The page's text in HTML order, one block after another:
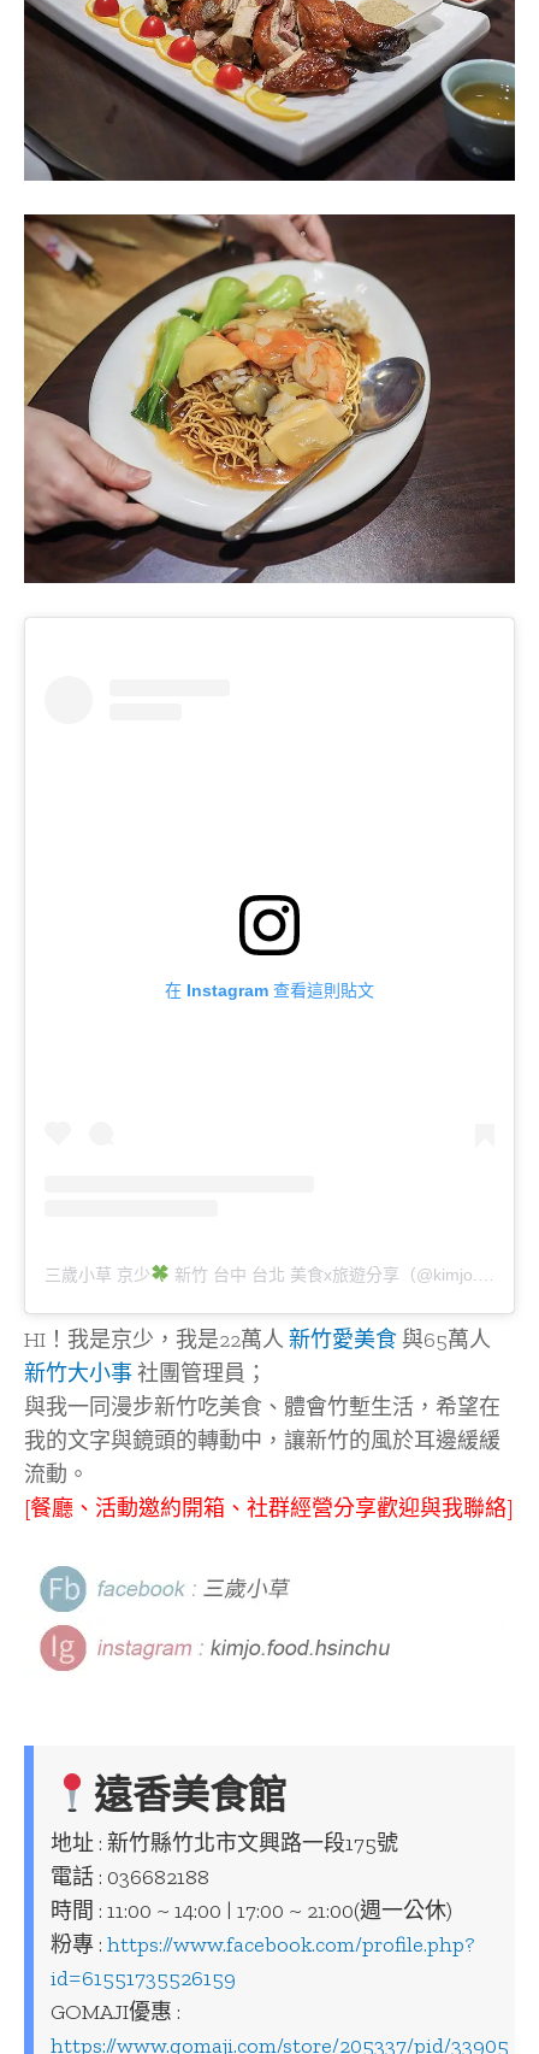
在 Instagram 查看這則貼文
三歲小草 京少 新竹 台中 台北 美食x旅遊分享（@kimjo.food.hsinchu）分享的貼文
HI！我是京少，我是22萬人 新竹愛美食與65萬人
新竹大小事社團管理員；
與我一同漫步新竹吃美食、體會竹塹生活，希望在
我的文字與鏡頭的轉動中，讓新竹的風於耳邊緩緩
流動。
[餐廳、活動邀約開箱、社群經營分享歡迎與我聯絡]
遠香美食館
地址 : 新竹縣竹北市文興路一段175號
電話 : 036682188
時間 : 11:00 ~ 14:00 | 17:00 ~ 21:00(週一公休)
粉專 : https://www.facebook.com/profile.php?
id=61551735526159
GOMAJI優惠 :
https://www.gomaji.com/store/205337/pid/33905